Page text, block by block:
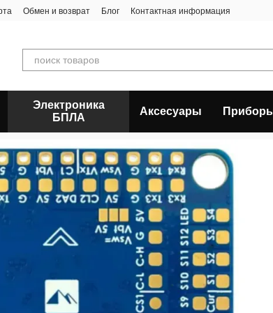
Обмен и возврат Блог Контактная информация
Электроника
БПЛА
Аксесуары